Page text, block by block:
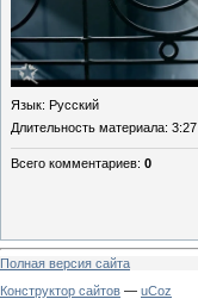
Язык: Русский
Длительность материала: 3:27
Всего комментариев: 0
Полная версия сайта
Конструктор сайтов — uCoz